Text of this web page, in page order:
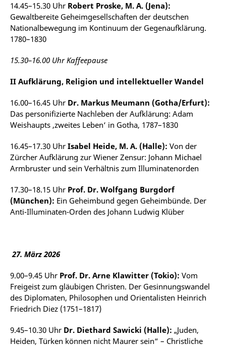
14.45–15.30 Uhr Robert Proske, M. A. (Jena):
Gewaltbereite Geheimgesellschaften der deutschen
Nationalbewegung im Kontinuum der Gegenaufklärung.
1780–1830
15.30–16.00 Uhr Kaffeepause
II Aufklärung, Religion und intellektueller Wandel
16.00–16.45 Uhr Dr. Markus Meumann (Gotha/Erfurt):
Das personifizierte Nachleben der Aufklärung: Adam
Weishaupts ‚zweites Leben‘ in Gotha, 1787–1830
16.45–17.30 Uhr Isabel Heide, M. A. (Halle): Von der
Zürcher Aufklärung zur Wiener Zensur: Johann Michael
Armbruster und sein Verhältnis zum Illuminatenorden
17.30–18.15 Uhr Prof. Dr. Wolfgang Burgdorf
(München): Ein Geheimbund gegen Geheimbünde. Der
Anti-Illuminaten-Orden des Johann Ludwig Klüber
27. März 2026
9.00–9.45 Uhr Prof. Dr. Arne Klawitter (Tokio): Vom
Freigeist zum gläubigen Christen. Der Gesinnungswandel
des Diplomaten, Philosophen und Orientalisten Heinrich
Friedrich Diez (1751–1817)
9.45–10.30 Uhr Dr. Diethard Sawicki (Halle): „Juden,
Heiden, Türken können nicht Maurer sein“ – Christliche